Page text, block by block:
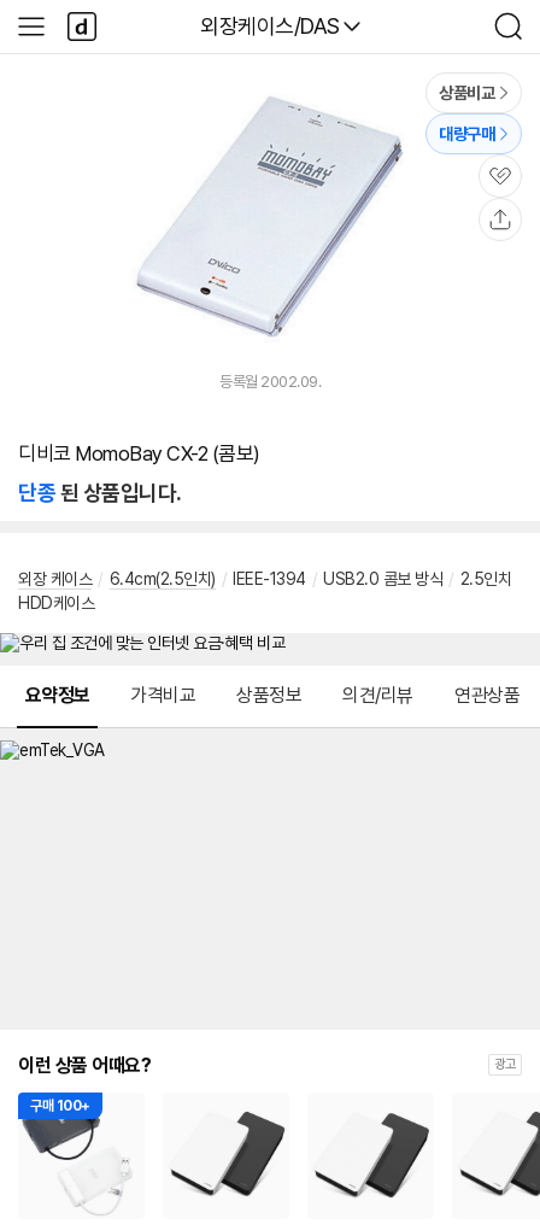
다나와
외장케이스/DAS
검
색
사
이
다
나
와
상품비교
대량구매
관
심
등록월 2002.09.
디비코 MomoBay CX-2 (콤보)
단종된 상품입니다.
외장 케이스 / 6.4cm(2.5인치) / IEEE-1394 / USB2.0 콤보 방식 / 2.5인치
HDD케이스
요약정보 가격비교 상품정보 의견/리뷰 연관상품
이런 상품 어때요? 광고
구매 100+